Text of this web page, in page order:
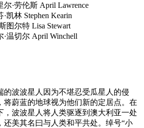
斯 April Lawrence
Kearin
Lisa Stewart
April Winchell
波波星人因为不堪忍受瓜星人的侵
将蔚蓝的地球视为他们新的定居点。在
，波波星人将人类驱逐到澳大利亚一处
还美其名曰与人类和平共处。绰号“小